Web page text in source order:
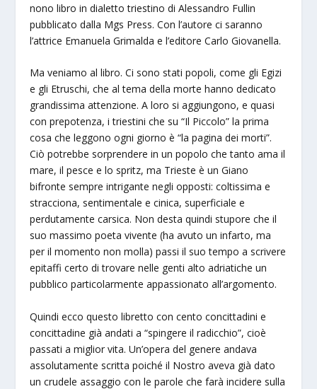
nono libro in dialetto triestino di Alessandro Fullin
pubblicato dalla Mgs Press. Con l’autore ci saranno
l’attrice Emanuela Grimalda e l’editore Carlo Giovanella.
Ma veniamo al libro. Ci sono stati popoli, come gli Egizi
e gli Etruschi, che al tema della morte hanno dedicato
grandissima attenzione. A loro si aggiungono, e quasi
con prepotenza, i triestini che su “Il Piccolo” la prima
cosa che leggono ogni giorno è “la pagina dei morti”.
Ciò potrebbe sorprendere in un popolo che tanto ama il
mare, il pesce e lo spritz, ma Trieste è un Giano
bifronte sempre intrigante negli opposti: coltissima e
stracciona, sentimentale e cinica, superficiale e
perdutamente carsica. Non desta quindi stupore che il
suo massimo poeta vivente (ha avuto un infarto, ma
per il momento non molla) passi il suo tempo a scrivere
epitaffi certo di trovare nelle genti alto adriatiche un
pubblico particolarmente appassionato all’argomento.
Quindi ecco questo libretto con cento concittadini e
concittadine già andati a “spingere il radicchio”, cioè
passati a miglior vita. Un’opera del genere andava
assolutamente scritta poiché il Nostro aveva già dato
un crudele assaggio con le parole che farà incidere sulla